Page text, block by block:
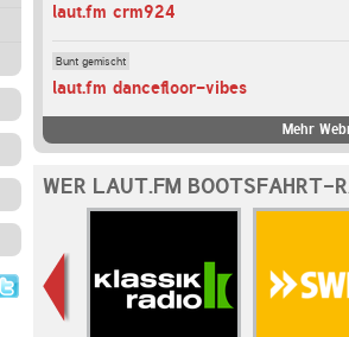
laut.fm crm924
Bunt gemischt
laut.fm dancefloor-vibes
Mehr
WER LAUT.FM BOOTSFAHRT-